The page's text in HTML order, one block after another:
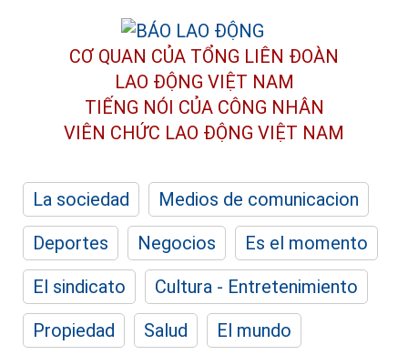
CƠ QUAN CỦA TỔNG LIÊN ĐOÀN
LAO ĐỘNG VIỆT NAM
TIẾNG NÓI CỦA CÔNG NHÂN
VIÊN CHỨC LAO ĐỘNG VIỆT NAM
La sociedad
Medios de comunicacion
Deportes
Negocios
Es el momento
El sindicato
Cultura - Entretenimiento
Propiedad
Salud
El mundo